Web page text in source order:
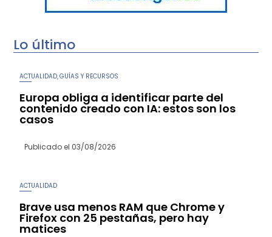
Lo último
ACTUALIDAD,GUÍAS Y RECURSOS
Europa obliga a identificar parte del
contenido creado con IA: estos son los
casos
Publicado el 03/08/2026
ACTUALIDAD
Brave usa menos RAM que Chrome y
Firefox con 25 pestañas, pero hay
matices